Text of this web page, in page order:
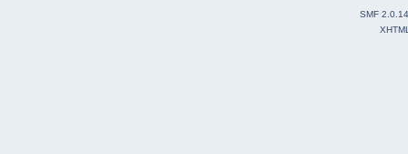
SMF 2.0.14